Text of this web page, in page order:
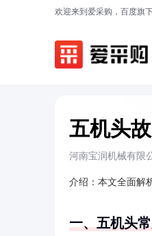
欢迎来到爱采购，百度旗
五机头
河南宝润机械有限
介绍： 本文全面解
一、五机头